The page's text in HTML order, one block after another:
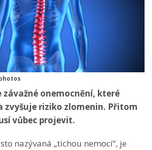
závažné onemocnění, které
zvyšuje riziko zlomenin. Přitom
vůbec projevit.
nazývaná „tichou nemocí“, je